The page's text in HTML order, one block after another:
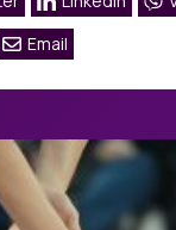
Email